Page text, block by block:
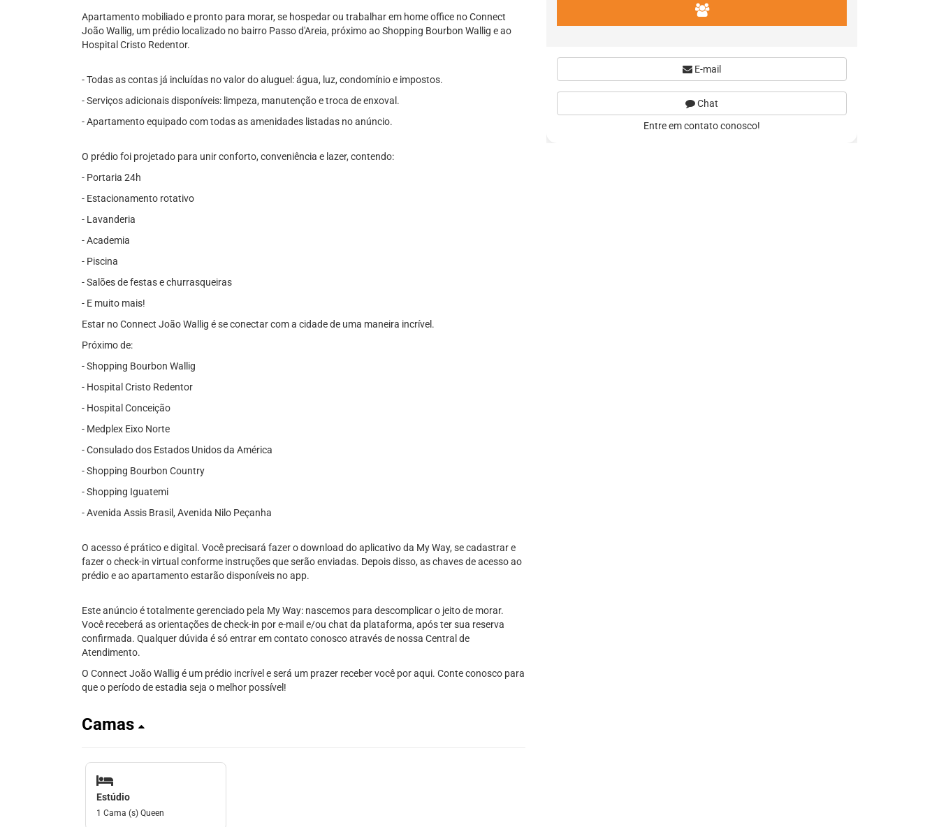
Apartamento mobiliado e pronto para morar, se hospedar ou trabalhar em home office no Connect
João Wallig, um prédio localizado no bairro Passo d'Areia, próximo ao Shopping Bourbon Wallig e ao
Hospital Cristo Redentor.
- Todas as contas já incluídas no valor do aluguel: água, luz, condomínio e impostos.
- Serviços adicionais disponíveis: limpeza, manutenção e troca de enxoval.
- Apartamento equipado com todas as amenidades listadas no anúncio.
O prédio foi projetado para unir conforto, conveniência e lazer, contendo:
- Portaria 24h
- Estacionamento rotativo
- Lavanderia
- Academia
- Piscina
- Salões de festas e churrasqueiras
- E muito mais!
Estar no Connect João Wallig é se conectar com a cidade de uma maneira incrível.
Próximo de:
- Shopping Bourbon Wallig
- Hospital Cristo Redentor
- Hospital Conceição
- Medplex Eixo Norte
- Consulado dos Estados Unidos da América
- Shopping Bourbon Country
- Shopping Iguatemi
- Avenida Assis Brasil, Avenida Nilo Peçanha
O acesso é prático e digital. Você precisará fazer o download do aplicativo da My Way, se cadastrar e
fazer o check-in virtual conforme instruções que serão enviadas. Depois disso, as chaves de acesso ao
prédio e ao apartamento estarão disponíveis no app.
Este anúncio é totalmente gerenciado pela My Way: nascemos para descomplicar o jeito de morar.
Você receberá as orientações de check-in por e-mail e/ou chat da plataforma, após ter sua reserva
confirmada. Qualquer dúvida é só entrar em contato conosco através de nossa Central de
Atendimento.
O Connect João Wallig é um prédio incrível e será um prazer receber você por aqui. Conte conosco para
que o período de estadia seja o melhor possível!
Camas
Estúdio
1 Cama (s) Queen
E-mail
Chat
Entre em contato conosco!